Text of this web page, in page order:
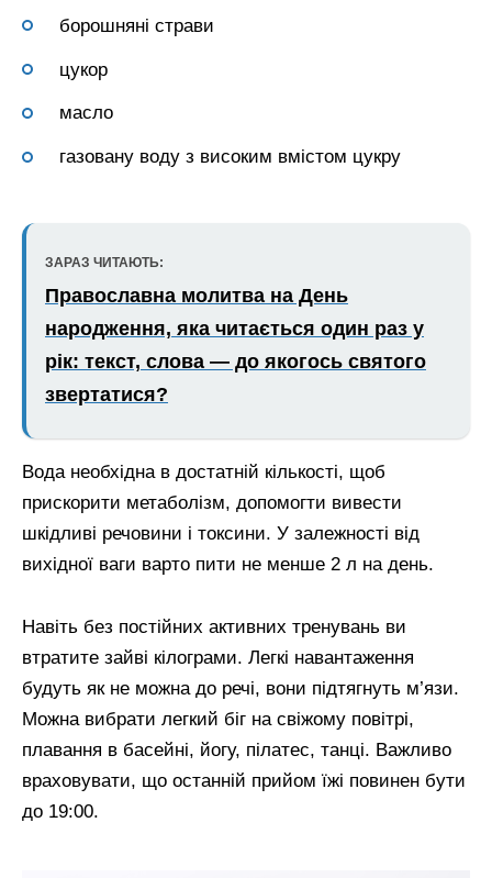
борошняні страви
цукор
масло
газовану воду з високим вмістом цукру
ЗАРАЗ ЧИТАЮТЬ:
Православна молитва на День
народження, яка читається один раз у
рік: текст, слова — до якогось святого
звертатися?
Вода необхідна в достатній кількості, щоб
прискорити метаболізм, допомогти вивести
шкідливі речовини і токсини. У залежності від
вихідної ваги варто пити не менше 2 л на день.
Навіть без постійних активних тренувань ви
втратите зайві кілограми. Легкі навантаження
будуть як не можна до речі, вони підтягнуть м’язи.
Можна вибрати легкий біг на свіжому повітрі,
плавання в басейні, йогу, пілатес, танці. Важливо
враховувати, що останній прийом їжі повинен бути
до 19:00.